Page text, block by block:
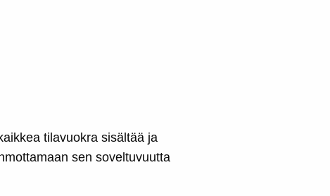
tilavuokra sisältää ja
sen soveltuvuutta